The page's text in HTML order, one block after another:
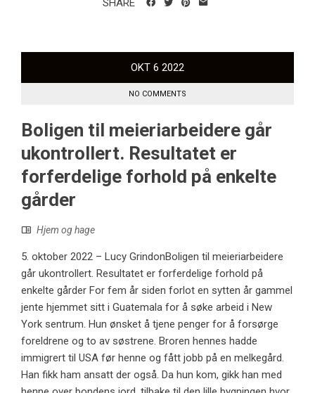
SHARE
OKT 6 2022
NO COMMENTS
Boligen til meieriarbeidere går
ukontrollert. Resultatet er
forferdelige forhold på enkelte
gårder
Hjem og hage
5. oktober 2022 – Lucy GrindonBoligen til meieriarbeidere
går ukontrollert. Resultatet er forferdelige forhold på
enkelte gårder For fem år siden forlot en sytten år gammel
jente hjemmet sitt i Guatemala for å søke arbeid i New
York sentrum. Hun ønsket å tjene penger for å forsørge
foreldrene og to av søstrene. Broren hennes hadde
immigrert til USA før henne og fått jobb på en melkegård.
Han fikk ham ansatt der også. Da hun kom, gikk han med